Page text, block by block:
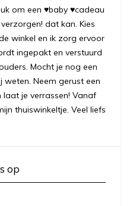
om een ♥baby ♥cadeau
dat kan. Kies
winkel en ik zorg ervoor
ingepakt en verstuurd
Mocht je nog een
Neem gerust een
laat je verrassen! Vanaf
thuiswinkeltje. Veel liefs
op